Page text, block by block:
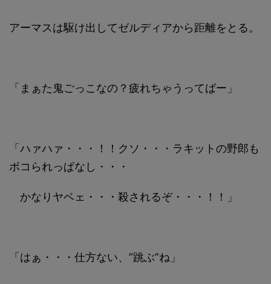
アーマスは駆け出してゼルディアから距離をとる。
「まぁた鬼ごっこなの？疲れちゃうってばー」
「ハァハァ・・・！！クソ・・・ラキットの野郎も
ボコられっぱなし・・・
かなりヤベェ・・・殺されるぞ・・・！！」
「はぁ・・・仕方ない、”跳ぶ”ね」